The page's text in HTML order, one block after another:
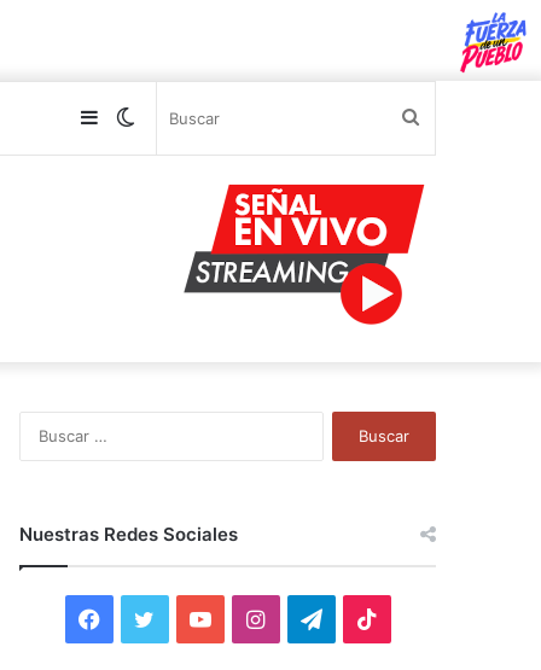
Switch
Sidebar
Nuestras Redes Sociales
F
Y
I
T